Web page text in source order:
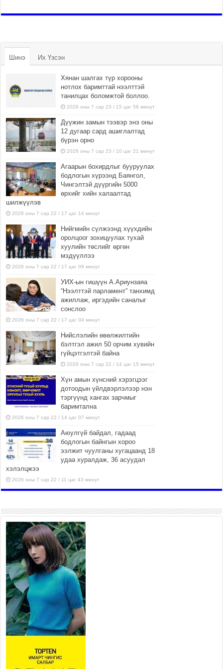
Шинэ Их Үзсэн
Хянан шалгах түр хорооны
нотлох баримттай нээлттэй
танилцах боломжтой боллоо.
2026 оны 7 сар 23 / 15 цаг 58 минут
Дүүжин замын тээвэр энэ оны
12 дугаар сард ашиглалтад
бүрэн орно
2026 оны 7 сар 23 / 10 цаг 21 минут
Агаарын бохирдлыг бууруулах
бодлогын хүрээнд Баянгол,
Чингэлтэй дүүргийн 5000
өрхийг хийн халаалтад
шилжүүлэв
2026 оны 7 сар 22 / 17 цаг 14 минут
Нийгмийн сүлжээнд хүүхдийн
оролцоог зохицуулах тухай
хуулийн төслийг өргөн
мэдүүллээ
2026 оны 7 сар 22 / 17 цаг 09 минут
УИХ-ын гишүүн А.Ариунзаяа
“Нээлттэй парламент” танхимд
ажиллаж, иргэдийн саналыг
сонслоо
2026 оны 7 сар 22 / 17 цаг 04 минут
Нийслэлийн өвөлжилтийн
бэлтгэл ажил 50 орчим хувийн
гүйцэтгэлтэй байна
2026 оны 7 сар 22 / 14 цаг 15 минут
Хүн амын хүнсний хэрэгцээг
дотоодын үйлдвэрлэлээр нэн
тэргүүнд хангах зарчмыг
баримтална
2026 оны 7 сар 22 / 14 цаг 07 минут
Аюулгүй байдал, гадаад
бодлогын байнгын хороо
ээлжит чуулганы хугацаанд 18
удаа хуралдаж, 36 асуудал
хэлэлцжээ
2026 оны 7 сар 22 / 11 цаг 43 минут
боломжтой-Хүүхэд хөгжүүлэх
төв” байгуулах төсөлд төр,
хувийн хэвшлийн түншлэлийн хүрээнд хамтран
ажиллахыг урьж байна
2026 оны 7 сар 22 / 9 цаг 28 минут
Б.Пүрэвдагва: “Урт цагаан”-ыг залуучууд чөлөөт
цагаа өнгөрүүлдэг, жуулчид зорьж ирдэг цэг
болгоно
2026 оны 7 сар 21 / 16 цаг 47 минут
Тусгай замын автобус /BRT/ төслийн удирдах
хорооны ээлжит хуралдаан боллоо
2026 оны 7 сар 21 / 16 цаг 43 минут
Ерөнхий сайд Н.Учрал БНХАУ-аас Монгол Улсад
суугаа Элчин сайд Шэнь Миньжюанийг хүлээн
авч уулзав